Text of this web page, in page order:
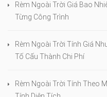
Rèm Ngoài Trời Giá Bao
Từng Công Trình
Rèm Ngoài Trời Tính Giá
Tố Cấu Thành Chi Phí
Rèm Ngoài Trời Tính Theo